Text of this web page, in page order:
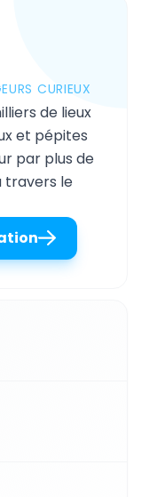
CURIEUX
de lieux
et pépites
par plus de
travers le